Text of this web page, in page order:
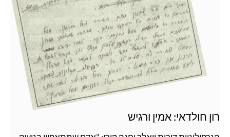
רון חולדאי: אמין ורגיש